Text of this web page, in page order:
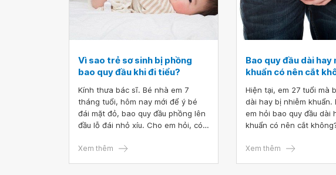
Vì sao trẻ sơ sinh bị phồng
bao quy đầu khi đi tiểu?
Kính thưa bác sĩ. Bé nhà em 7
tháng tuổi, hôm nay mới để ý bé
đái mặt đỏ, bao quy đầu phồng lên
đầu lỗ đái nhỏ xíu. Cho em hỏi, có
ạ? Và cần cho bé đi tiểu phẫu ngay
Xem thêm
Bao quy đầu dài hay
khuẩn có nên cắt
Hiện tại, em 27 tuổi mà
dài hay bị nhiễm khuẩn.
em hỏi bao quy đầu dài
khuẩn có nên cắt
Xem thêm